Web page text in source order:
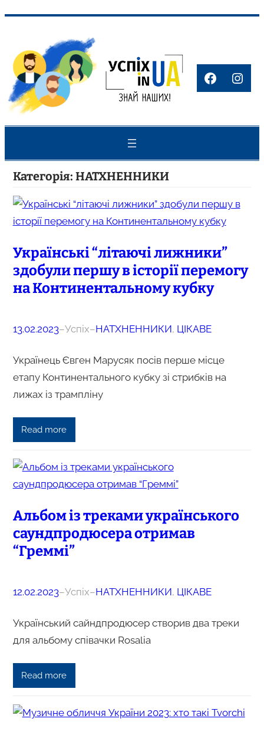
вмісту
Категорія: НАТХНЕННИКИ
Українські “літаючі лижники”
здобули першу в історії перемогу
на Континентальному кубку
13.02.2023–Успіх–НАТХНЕННИКИ, ЦІКАВЕ
Українець Євген Марусяк посів перше місце
етапу Континентального кубку зі стрибків на
лижах із трампліну
Read more
Альбом із треками українського
саундпродюсера отримав
“Греммі”
12.02.2023–Успіх–НАТХНЕННИКИ, ЦІКАВЕ
Український сайндпродюсер створив два треки
для альбому співачки Rosalia
Read more